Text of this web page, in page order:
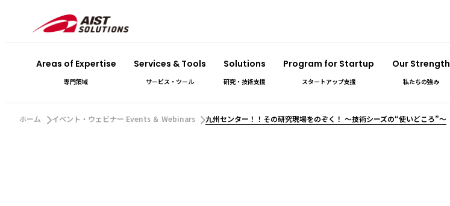
Areas of Expertise
専門領域
Services & Tools
サービス・ツール
Solutions
研究・技術支援
Program for Startup
スタートアップ支援
Our Strength
私たちの強み
ホーム イベント・ウェビナー Events ＆ Webinars 九州センター！！その研究現場をのぞく！ ～技術シーズの“使いどころ”～